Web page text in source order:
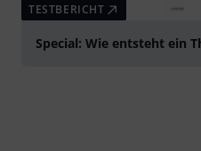
TESTBERICHT
Special: Wie entsteht ein